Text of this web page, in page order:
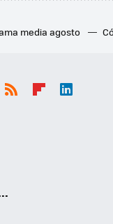
media agosto